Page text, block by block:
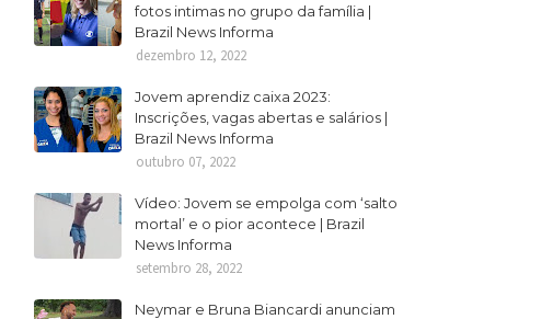
fotos intimas no grupo da família |
Brazil News Informa
dezembro 12, 2022
Jovem aprendiz caixa 2023:
Inscrições, vagas abertas e salários |
Brazil News Informa
outubro 07, 2022
Vídeo: Jovem se empolga com ‘salto
mortal’ e o pior acontece | Brazil
News Informa
setembro 28, 2022
Neymar e Bruna Biancardi anunciam